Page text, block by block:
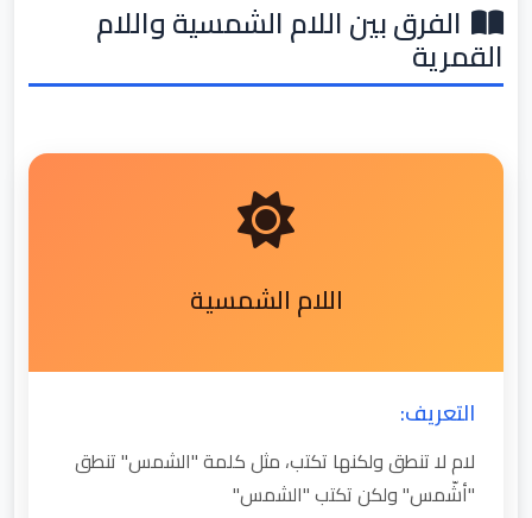
الفرق بين اللام الشمسية واللام
القمرية
اللام الشمسية
التعريف:
لام لا تنطق ولكنها تكتب، مثل كلمة "الشمس" تنطق
"أشّمس" ولكن تكتب "الشمس"